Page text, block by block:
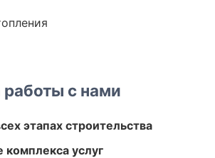
с нами
этапах строительства
комплекса услуг